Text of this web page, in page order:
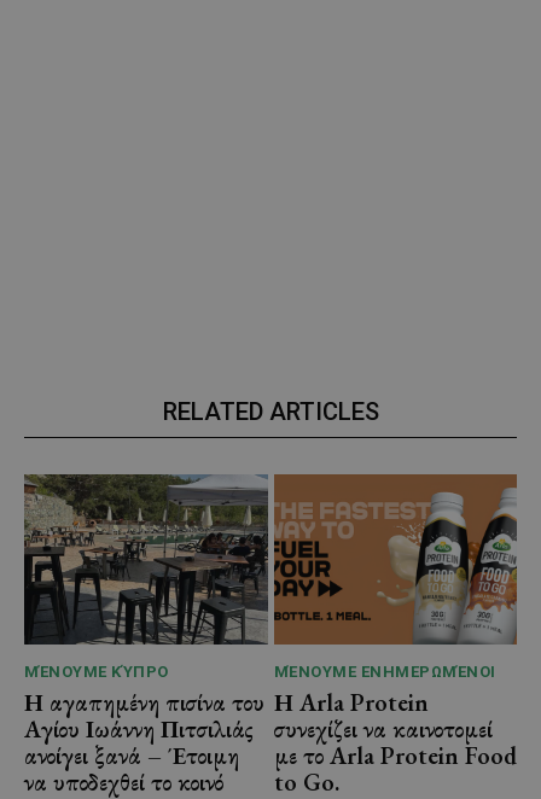
RELATED ARTICLES
ΜΈΝΟΥΜΕ ΚΎΠΡΟ
Η αγαπημένη πισίνα του
Αγίου Ιωάννη Πιτσιλιάς
ανοίγει ξανά – Έτοιμη
να υποδεχθεί το κοινό
ΜΈΝΟΥΜΕ ΕΝΗΜΕΡΩΜΈΝΟΙ
Η Arla Protein
συνεχίζει να καινοτομεί
με το Arla Protein Food
to Go.